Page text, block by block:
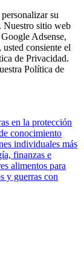
su
Nuestro sitio web
Adsense,
consiente el
de Privacidad.
Política de
en la protección
conocimiento
individuales más
finanzas e
alimentos para
y guerras con